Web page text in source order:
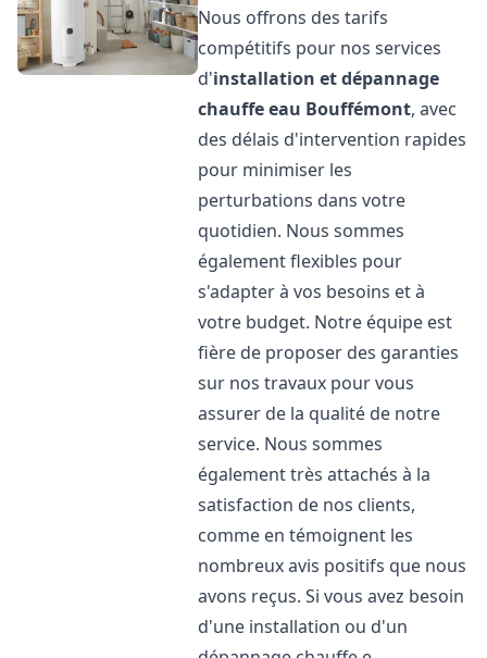
Nous offrons des tarifs
compétitifs pour nos services
d'installation et dépannage
chauffe eau Bouffémont, avec
des délais d'intervention rapides
pour minimiser les
perturbations dans votre
quotidien. Nous sommes
également flexibles pour
s'adapter à vos besoins et à
votre budget. Notre équipe est
fière de proposer des garanties
sur nos travaux pour vous
assurer de la qualité de notre
service. Nous sommes
également très attachés à la
satisfaction de nos clients,
comme en témoignent les
nombreux avis positifs que nous
avons reçus. Si vous avez besoin
d'une installation ou d'un